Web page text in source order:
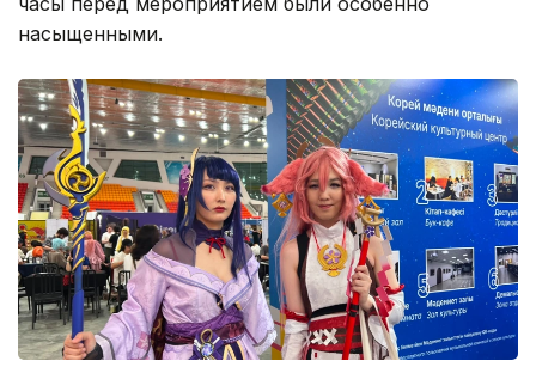
насыщенными.